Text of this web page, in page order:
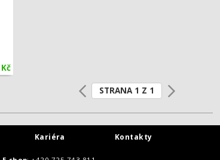
Kč
STRANA 1 Z 1
Kariéra Kontakty